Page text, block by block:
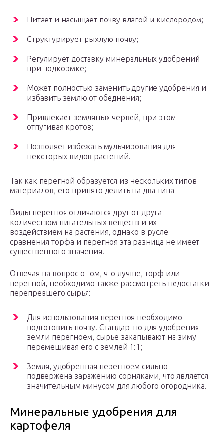
Питает и насыщает почву влагой и кислородом;
Структурирует рыхлую почву;
Регулирует доставку минеральных удобрений
при подкормке;
Может полностью заменить другие удобрения и
избавить землю от обеднения;
Привлекает земляных червей, при этом
отпугивая кротов;
Позволяет избежать мульчирования для
некоторых видов растений.
Так как перегной образуется из нескольких типов
материалов, его принято делить на два типа:
Виды перегноя отличаются друг от друга
количеством питательных веществ и их
воздействием на растения, однако в русле
сравнения торфа и перегноя эта разница не имеет
существенного значения.
Отвечая на вопрос о том, что лучше, торф или
перегной, необходимо также рассмотреть недостатки
перепревшего сырья:
Для использования перегноя необходимо
подготовить почву. Стандартно для удобрения
земли перегноем, сырье закапывают на зиму,
перемешивая его с землей 1:1;
Земля, удобренная перегноем сильно
подвержена заражению сорняками, что является
значительным минусом для любого огородника.
Минеральные удобрения для
картофеля